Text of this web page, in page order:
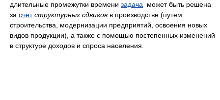
длительные промежутки времени задача может быть решена
за счет структурных сдвигов в производстве (путем
строительства, модернизации предприятий, освоения новых
видов продукции), а также с помощью постепенных изменений
в структуре доходов и спроса населения.